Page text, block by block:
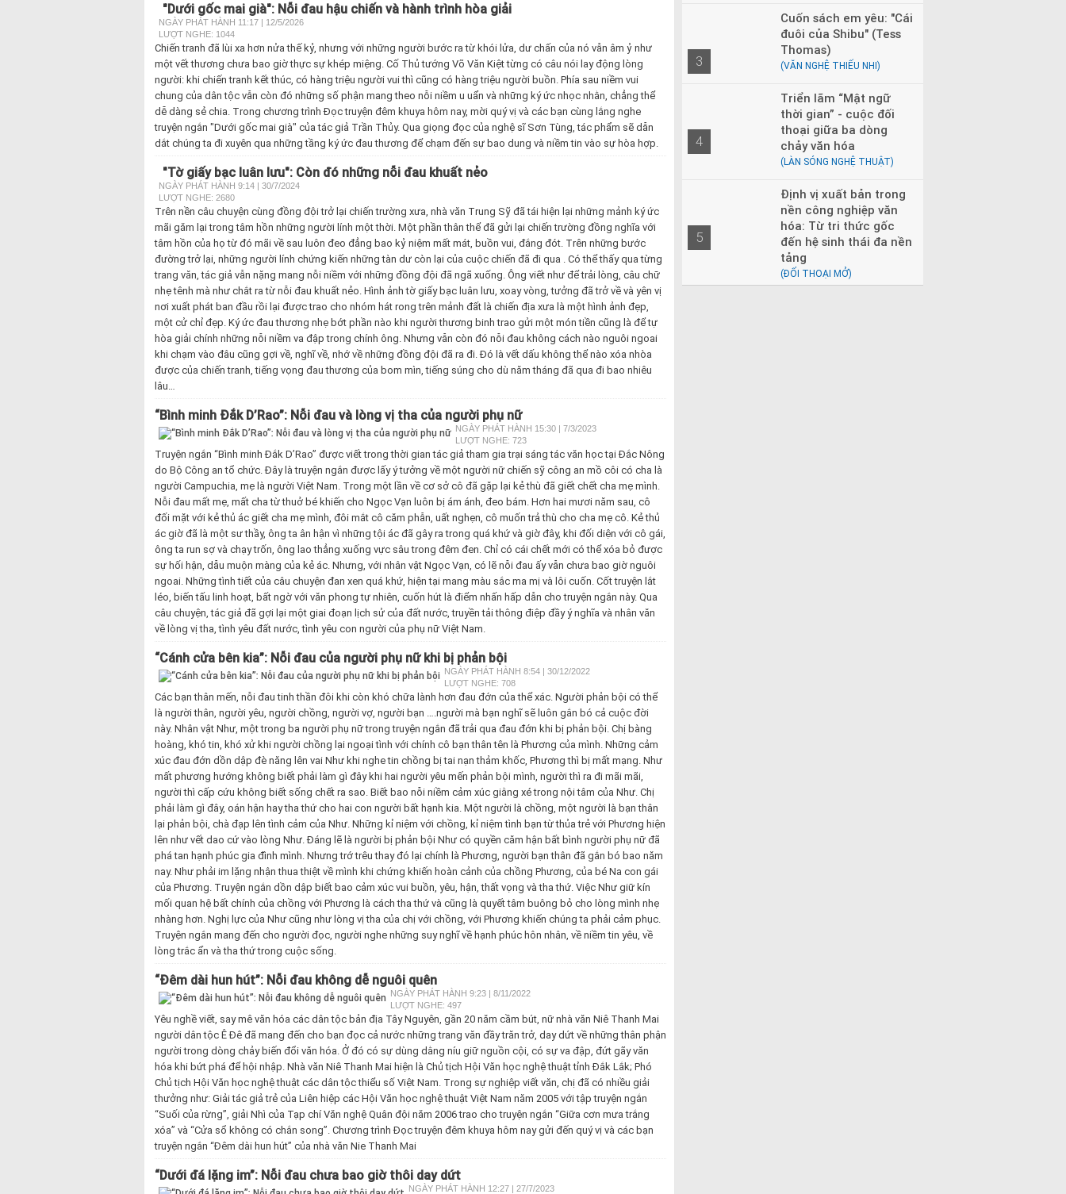
"Dưới gốc mai già": Nỗi đau hậu chiến và hành trình hòa giải
NGÀY PHÁT HÀNH 11:17 | 12/5/2026
LƯỢT NGHE: 1044
Chiến tranh đã lùi xa hơn nửa thế kỷ, nhưng với những người bước ra từ khói lửa, dư chấn của nó vẫn âm ỷ như
một vết thương chưa bao giờ thực sự khép miệng. Cố Thủ tướng Võ Văn Kiệt từng có câu nói lay động lòng
người: khi chiến tranh kết thúc, có hàng triệu người vui thì cũng có hàng triệu người buồn. Phía sau niềm vui
chung của dân tộc vẫn còn đó những số phận mang theo nỗi niềm u uẩn và những ký ức nhọc nhằn, chẳng thể
dễ dàng sẻ chia. Trong chương trình Đọc truyện đêm khuya hôm nay, mời quý vị và các bạn cùng lắng nghe
truyện ngắn "Dưới gốc mai già" của tác giả Trần Thủy. Qua giọng đọc của nghệ sĩ Sơn Tùng, tác phẩm sẽ dẫn
dắt chúng ta đi xuyên qua những tầng ký ức đau thương để chạm đến sự bao dung và niềm tin vào sự hòa hợp.
"Tờ giấy bạc luân lưu": Còn đó những nỗi đau khuất nẻo
NGÀY PHÁT HÀNH 9:14 | 30/7/2024
LƯỢT NGHE: 2680
Trên nền câu chuyện cùng đồng đội trở lại chiến trường xưa, nhà văn Trung Sỹ đã tái hiện lại những mảnh ký ức
mãi găm lại trong tâm hồn những người lính một thời. Một phần thân thể đã gửi lại chiến trường đồng nghĩa với
tâm hồn của họ từ đó mãi về sau luôn đeo đẳng bao kỷ niệm mất mát, buồn vui, đắng đót. Trên những bước
đường trở lại, những người lính chứng kiến những tàn dư còn lại của cuộc chiến đã đi qua . Có thể thấy qua từng
trang văn, tác giả vẫn nặng mang nỗi niềm với những đồng đội đã ngã xuống. Ông viết như để trải lòng, câu chữ
nhẹ tênh mà như chắt ra từ nỗi đau khuất nẻo. Hình ảnh tờ giấy bạc luân lưu, xoay vòng, tưởng đã trở về và yên vị
nơi xuất phát ban đầu rồi lại được trao cho nhóm hát rong trên mảnh đất là chiến địa xưa là một hình ảnh đẹp,
một cử chỉ đẹp. Ký ức đau thương nhẹ bớt phần nào khi người thương binh trao gửi một món tiền cũng là để tự
hòa giải chính những nỗi niềm va đập trong chính ông. Nhưng vẫn còn đó nỗi đau không cách nào nguôi ngoai
khi chạm vào đâu cũng gợi về, nghĩ về, nhớ về những đồng đội đã ra đi. Đó là vết dấu không thể nào xóa nhòa
được của chiến tranh, tiếng vọng đau thương của bom mìn, tiếng súng cho dù năm tháng đã qua đi bao nhiêu
lâu…
“Bình minh Đắk D’Rao”: Nỗi đau và lòng vị tha của người phụ nữ
NGÀY PHÁT HÀNH 15:30 | 7/3/2023
LƯỢT NGHE: 723
Truyện ngắn “Bình minh Đắk D’Rao” được viết trong thời gian tác giả tham gia trại sáng tác văn học tại Đắc Nông
do Bộ Công an tổ chức. Đây là truyện ngắn được lấy ý tưởng về một người nữ chiến sỹ công an mồ côi có cha là
người Campuchia, mẹ là người Việt Nam. Trong một lần về cơ sở cô đã gặp lại kẻ thù đã giết chết cha mẹ mình.
Nỗi đau mất mẹ, mất cha từ thuở bé khiến cho Ngọc Vạn luôn bị ám ánh, đeo bám. Hơn hai mươi năm sau, cô
đối mặt với kẻ thủ ác giết cha mẹ mình, đôi mắt cô căm phẫn, uất nghẹn, cô muốn trả thù cho cha mẹ cô. Kẻ thủ
ác giờ đã là một sư thầy, ông ta ân hận vì những tội ác đã gây ra trong quá khứ và giờ đây, khi đối diện với cô gái,
ông ta run sợ và chạy trốn, ông lao thẳng xuống vực sâu trong đêm đen. Chỉ có cái chết mới có thể xóa bỏ được
sự hối hận, dẫu muộn màng của kẻ ác. Nhưng, với nhân vật Ngọc Vạn, có lẽ nỗi đau ấy vẫn chưa bao giờ nguôi
ngoai. Những tình tiết của câu chuyện đan xen quá khứ, hiện tại mang màu sắc ma mị và lôi cuốn. Cốt truyện lắt
léo, biến tấu linh hoạt, bất ngờ với văn phong tự nhiên, cuốn hút là điểm nhấn hấp dẫn cho truyện ngắn này. Qua
câu chuyện, tác giả đã gợi lại một giai đoạn lịch sử của đất nước, truyền tải thông điệp đầy ý nghĩa và nhân văn
về lòng vị tha, tình yêu đất nước, tình yêu con người của phụ nữ Việt Nam.
“Cánh cửa bên kia”: Nỗi đau của người phụ nữ khi bị phản bội
NGÀY PHÁT HÀNH 8:54 | 30/12/2022
LƯỢT NGHE: 708
Các bạn thân mến, nỗi đau tinh thần đôi khi còn khó chữa lành hơn đau đớn của thể xác. Người phản bội có thể
là người thân, người yêu, người chồng, người vợ, người bạn ….người mà bạn nghĩ sẽ luôn gắn bó cả cuộc đời
này. Nhân vật Như, một trong ba người phụ nữ trong truyện ngắn đã trải qua đau đớn khi bị phản bội. Chị bàng
hoàng, khó tin, khó xử khi người chồng lại ngoại tình với chính cô bạn thân tên là Phương của mình. Những cảm
xúc đau đớn dồn dập đè năng lên vai Như khi nghe tin chồng bị tai nạn thảm khốc, Phương thì bị mất mạng. Như
mất phương hướng không biết phải làm gì đây khi hai người yêu mến phản bội mình, người thì ra đi mãi mãi,
người thì cấp cứu không biết sống chết ra sao. Biết bao nỗi niềm cảm xúc giằng xé trong nội tâm của Như. Chị
phải làm gì đây, oán hận hay tha thứ cho hai con người bất hạnh kia. Một người là chồng, một người là bạn thân
lại phản bội, chà đạp lên tình cảm của Như. Những kỉ niệm với chồng, kỉ niệm tình bạn từ thủa trẻ với Phương hiện
lên như vết dao cứ vào lòng Như. Đáng lẽ là người bị phản bội Như có quyền căm hận bất bình người phụ nữ đã
phá tan hạnh phúc gia đình mình. Nhưng trớ trêu thay đó lại chính là Phương, người bạn thân đã gắn bó bao năm
nay. Như phải im lặng nhận thua thiệt về mình khi chứng khiến hoàn cảnh của chồng Phương, của bé Na con gái
của Phương. Truyện ngắn dồn dập biết bao cảm xúc vui buồn, yêu, hận, thất vọng và tha thứ. Việc Như giữ kín
mối quan hệ bất chính của chồng với Phương là cách tha thứ và cũng là quyết tâm buông bỏ cho lòng mình nhẹ
nhàng hơn. Nghị lực của Như cũng như lòng vị tha của chị với chồng, với Phương khiến chúng ta phải cảm phục.
Truyện ngắn mang đến cho người đọc, người nghe những suy nghĩ về hạnh phúc hôn nhân, về niềm tin yêu, về
lòng trắc ẩn và tha thứ trong cuộc sống.
“Đêm dài hun hút”: Nỗi đau không dễ nguôi quên
NGÀY PHÁT HÀNH 9:23 | 8/11/2022
LƯỢT NGHE: 497
Yêu nghề viết, say mê văn hóa các dân tộc bản địa Tây Nguyên, gần 20 năm cầm bút, nữ nhà văn Niê Thanh Mai
người dân tộc Ê Đê đã mang đến cho bạn đọc cả nước những trang văn đầy trăn trở, day dứt về những thân phận
người trong dòng chảy biến đổi văn hóa. Ở đó có sự dùng dằng níu giữ nguồn cội, có sự va đập, đứt gãy văn
hóa khi bứt phá để hội nhập. Nhà văn Niê Thanh Mai hiện là Chủ tịch Hội Văn học nghệ thuật tỉnh Đắk Lắk; Phó
Chủ tịch Hội Văn học nghệ thuật các dân tộc thiểu số Việt Nam. Trong sự nghiệp viết văn, chị đã có nhiều giải
thưởng như: Giải tác giả trẻ của Liên hiệp các Hội Văn học nghệ thuật Việt Nam năm 2005 với tập truyện ngắn
“Suối của rừng”, giải Nhì của Tạp chí Văn nghệ Quân đội năm 2006 trao cho truyện ngắn “Giữa cơn mưa trắng
xóa” và “Cửa sổ không có chắn song”. Chương trình Đọc truyện đêm khuya hôm nay gửi đến quý vị và các bạn
truyện ngắn “Đêm dài hun hút” của nhà văn Nie Thanh Mai
“Dưới đá lặng im”: Nỗi đau chưa bao giờ thôi day dứt
NGÀY PHÁT HÀNH 12:27 | 27/7/2023
3
Cuốn sách em yêu: "Cái
đuôi của Shibu" (Tess
Thomas)
(VĂN NGHỆ THIẾU NHI)
4
Triển lãm “Mật ngữ
thời gian” - cuộc đối
thoại giữa ba dòng
chảy văn hóa
(LÀN SÓNG NGHỆ THUẬT)
5
Định vị xuất bản trong
nền công nghiệp văn
hóa: Từ tri thức gốc
đến hệ sinh thái đa nền
tảng
(ĐỐI THOẠI MỞ)